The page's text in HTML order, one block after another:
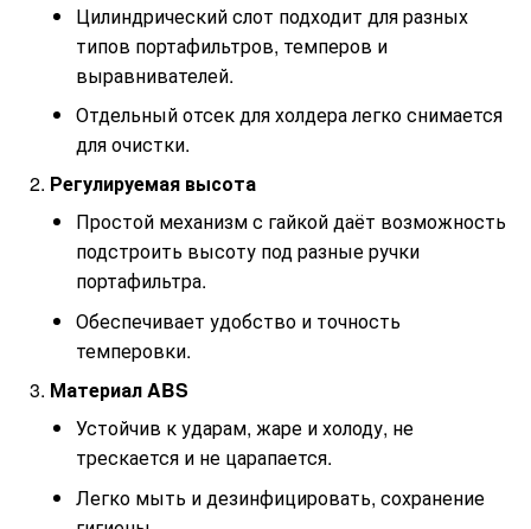
Цилиндрический слот подходит для разных
типов портафильтров, темперов и
выравнивателей.
Отдельный отсек для холдера легко снимается
для очистки.
Регулируемая высота
Простой механизм с гайкой даёт возможность
подстроить высоту под разные ручки
портафильтра.
Обеспечивает удобство и точность
темперовки.
Материал ABS
Устойчив к ударам, жаре и холоду, не
трескается и не царапается.
Легко мыть и дезинфицировать, сохранение